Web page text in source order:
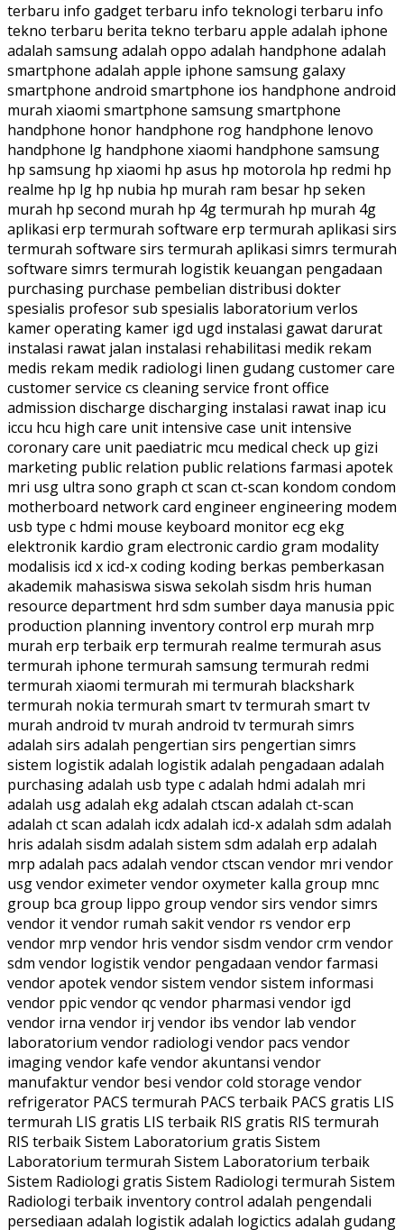
terbaru info gadget terbaru info teknologi terbaru info
tekno terbaru berita tekno terbaru apple adalah iphone
adalah samsung adalah oppo adalah handphone adalah
smartphone adalah apple iphone samsung galaxy
smartphone android smartphone ios handphone android
murah xiaomi smartphone samsung smartphone
handphone honor handphone rog handphone lenovo
handphone lg handphone xiaomi handphone samsung
hp samsung hp xiaomi hp asus hp motorola hp redmi hp
realme hp lg hp nubia hp murah ram besar hp seken
murah hp second murah hp 4g termurah hp murah 4g
aplikasi erp termurah software erp termurah aplikasi sirs
termurah software sirs termurah aplikasi simrs termurah
software simrs termurah logistik keuangan pengadaan
purchasing purchase pembelian distribusi dokter
spesialis profesor sub spesialis laboratorium verlos
kamer operating kamer igd ugd instalasi gawat darurat
instalasi rawat jalan instalasi rehabilitasi medik rekam
medis rekam medik radiologi linen gudang customer care
customer service cs cleaning service front office
admission discharge discharging instalasi rawat inap icu
iccu hcu high care unit intensive case unit intensive
coronary care unit paediatric mcu medical check up gizi
marketing public relation public relations farmasi apotek
mri usg ultra sono graph ct scan ct-scan kondom condom
motherboard network card engineer engineering modem
usb type c hdmi mouse keyboard monitor ecg ekg
elektronik kardio gram electronic cardio gram modality
modalisis icd x icd-x coding koding berkas pemberkasan
akademik mahasiswa siswa sekolah sisdm hris human
resource department hrd sdm sumber daya manusia ppic
production planning inventory control erp murah mrp
murah erp terbaik erp termurah realme termurah asus
termurah iphone termurah samsung termurah redmi
termurah xiaomi termurah mi termurah blackshark
termurah nokia termurah smart tv termurah smart tv
murah android tv murah android tv termurah simrs
adalah sirs adalah pengertian sirs pengertian simrs
sistem logistik adalah logistik adalah pengadaan adalah
purchasing adalah usb type c adalah hdmi adalah mri
adalah usg adalah ekg adalah ctscan adalah ct-scan
adalah ct scan adalah icdx adalah icd-x adalah sdm adalah
hris adalah sisdm adalah sistem sdm adalah erp adalah
mrp adalah pacs adalah vendor ctscan vendor mri vendor
usg vendor eximeter vendor oxymeter kalla group mnc
group bca group lippo group vendor sirs vendor simrs
vendor it vendor rumah sakit vendor rs vendor erp
vendor mrp vendor hris vendor sisdm vendor crm vendor
sdm vendor logistik vendor pengadaan vendor farmasi
vendor apotek vendor sistem vendor sistem informasi
vendor ppic vendor qc vendor pharmasi vendor igd
vendor irna vendor irj vendor ibs vendor lab vendor
laboratorium vendor radiologi vendor pacs vendor
imaging vendor kafe vendor akuntansi vendor
manufaktur vendor besi vendor cold storage vendor
refrigerator PACS termurah PACS terbaik PACS gratis LIS
termurah LIS gratis LIS terbaik RIS gratis RIS termurah
RIS terbaik Sistem Laboratorium gratis Sistem
Laboratorium termurah Sistem Laboratorium terbaik
Sistem Radiologi gratis Sistem Radiologi termurah Sistem
Radiologi terbaik inventory control adalah pengendali
persediaan adalah logistik adalah logictics adalah gudang